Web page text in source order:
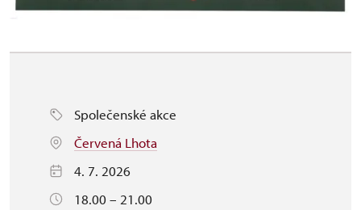
Společenské akce
Červená Lhota
4. 7. 2026
18.00 – 21.00